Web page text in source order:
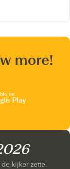
more!
on
Play
kijker zette.